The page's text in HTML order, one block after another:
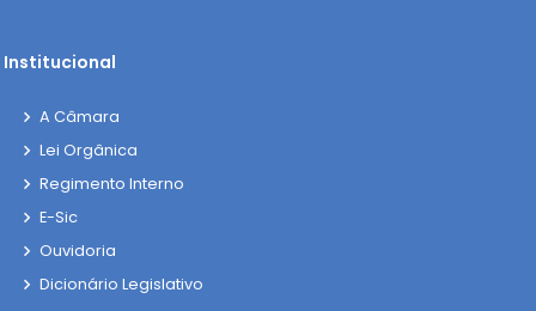
Institucional
A Câmara
Lei Orgânica
Regimento Interno
E-Sic
Ouvidoria
Dicionário Legislativo